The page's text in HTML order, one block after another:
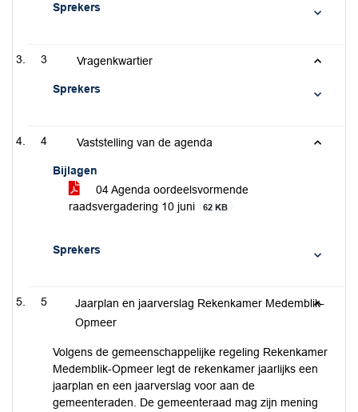
Sprekers
3 Vragenkwartier
Sprekers
4 Vaststelling van de agenda
Bijlagen
04 Agenda oordeelsvormende
raadsvergadering 10 juni
62 KB
Sprekers
5
Jaarplan en jaarverslag Rekenkamer Medemblik-
Opmeer
Volgens de gemeenschappelijke regeling Rekenkamer
Medemblik-Opmeer legt de rekenkamer jaarlijks een
jaarplan en een jaarverslag voor aan de
gemeenteraden. De gemeenteraad mag zijn mening